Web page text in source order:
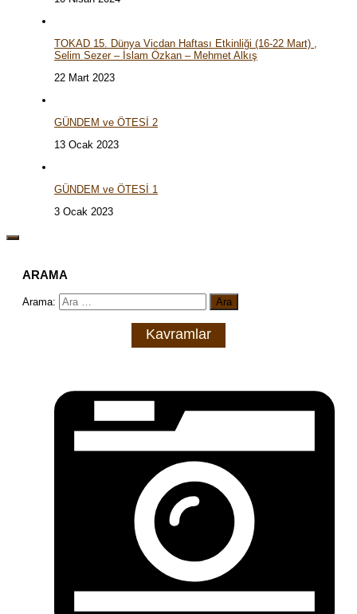
TOKAD 15. Dünya Vicdan Haftası Etkinliği (16-22 Mart) ,
Selim Sezer – İslam Özkan – Mehmet Alkış
22 Mart 2023
GÜNDEM ve ÖTESİ 2
13 Ocak 2023
GÜNDEM ve ÖTESİ 1
3 Ocak 2023
ARAMA
Arama:
Kavramlar